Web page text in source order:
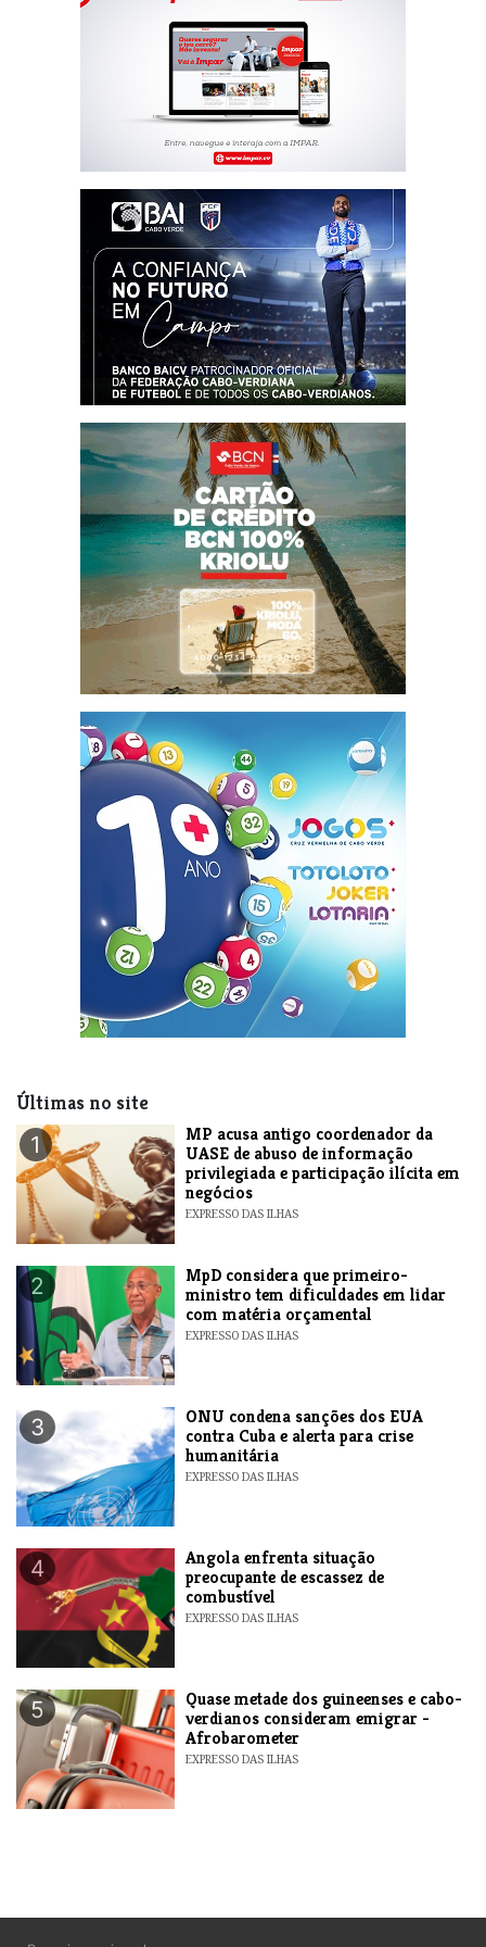
Últimas no site
1
MP acusa antigo coordenador da
UASE de abuso de informação
privilegiada e participação ilícita em
negócios
EXPRESSO DAS ILHAS
2
MpD considera que primeiro-
ministro tem dificuldades em lidar
com matéria orçamental
EXPRESSO DAS ILHAS
3
ONU condena sanções dos EUA
contra Cuba e alerta para crise
humanitária
EXPRESSO DAS ILHAS
4
Angola enfrenta situação
preocupante de escassez de
combustível
EXPRESSO DAS ILHAS
5
Quase metade dos guineenses e cabo-
verdianos consideram emigrar -
Afrobarometer
EXPRESSO DAS ILHAS